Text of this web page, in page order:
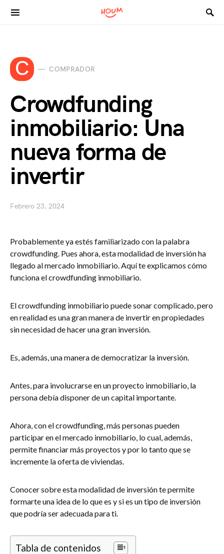
Search for:
C COMPRADOR
Crowdfunding
inmobiliario: Una
nueva forma de
invertir
Febrero 23, 2024
Probablemente ya estés familiarizado con la palabra
crowdfunding. Pues ahora, esta modalidad de inversión ha
llegado al mercado inmobiliario. Aquí te explicamos cómo
funciona el crowdfunding inmobiliario.
El crowdfunding inmobiliario puede sonar complicado, pero
en realidad es una gran manera de invertir en propiedades
sin necesidad de hacer una gran inversión.
Es, además, una manera de democratizar la inversión.
Antes, para involucrarse en un proyecto inmobiliario, la
persona debía disponer de un capital importante.
Ahora, con el crowdfunding, más personas pueden
participar en el mercado inmobiliario, lo cual, además,
permite financiar más proyectos y por lo tanto que se
incremente la oferta de viviendas.
Conocer sobre esta modalidad de inversión te permite
formarte una idea de lo que es y si es un tipo de inversión
que podría ser adecuada para ti.
Tabla de contenidos